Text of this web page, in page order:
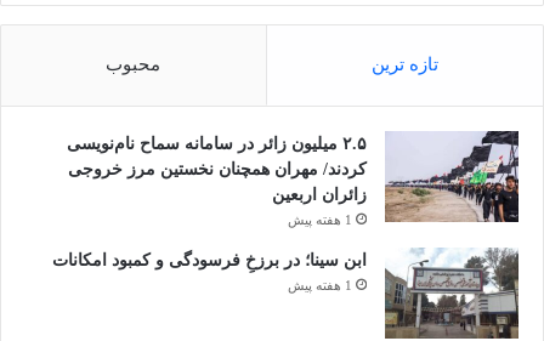
تازه ترین محبوب
۲.۵ میلیون زائر در سامانه سماح نام‌نویسی
کردند/ مهران همچنان نخستین مرز خروجی
زائران اربعین
1 هفته پیش
ابن سینا؛ در برزخِ فرسودگی و کمبود امکانات
1 هفته پیش